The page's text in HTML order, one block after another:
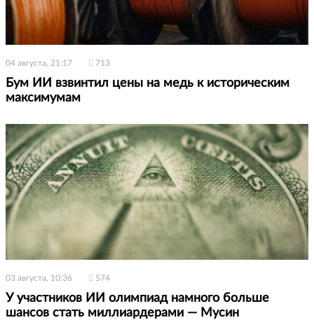
04 августа, 21:17 713
Бум ИИ взвинтил цены на медь к историческим
максимумам
03 августа, 10:36 574
У участников ИИ олимпиад намного больше
шансов стать миллиардерами — Мусин